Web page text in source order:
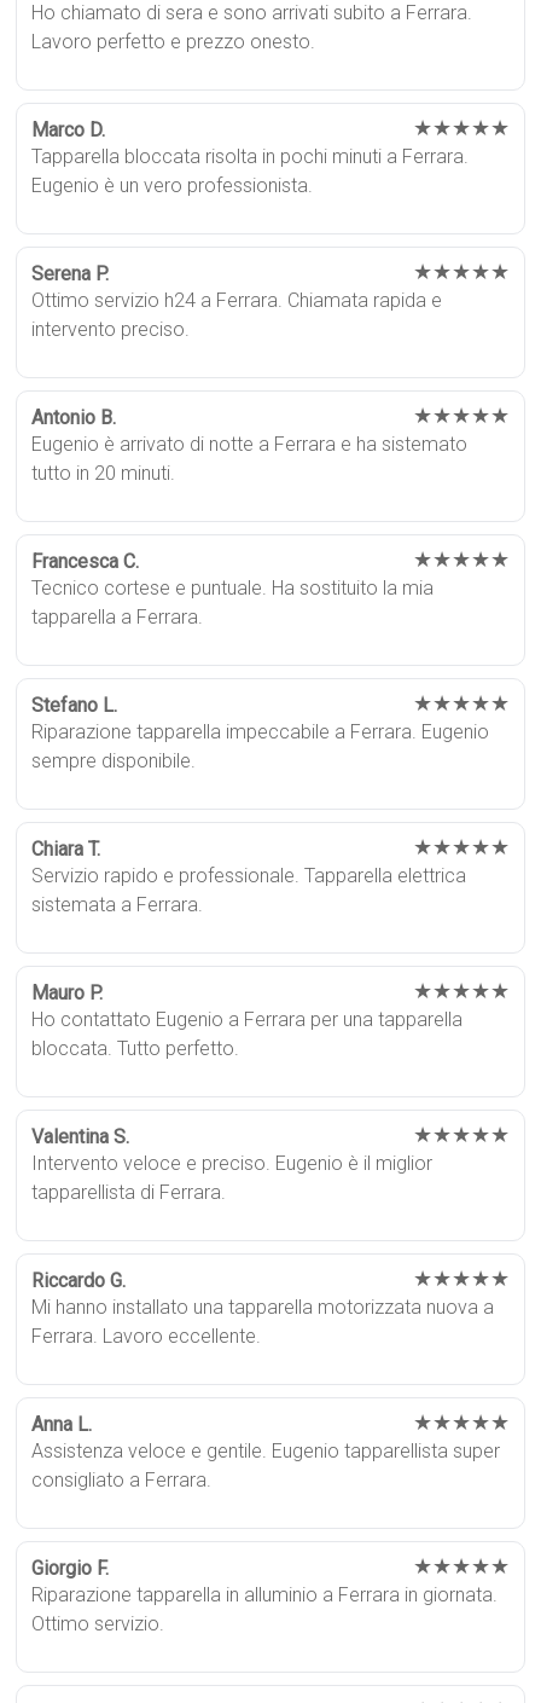
Ho chiamato di sera e sono arrivati subito a Ferrara.
Lavoro perfetto e prezzo onesto.
Marco D. ★★★★★
Tapparella bloccata risolta in pochi minuti a Ferrara.
Eugenio è un vero professionista.
Serena P. ★★★★★
Ottimo servizio h24 a Ferrara. Chiamata rapida e
intervento preciso.
Antonio B. ★★★★★
Eugenio è arrivato di notte a Ferrara e ha sistemato
tutto in 20 minuti.
Francesca C. ★★★★★
Tecnico cortese e puntuale. Ha sostituito la mia
tapparella a Ferrara.
Stefano L. ★★★★★
Riparazione tapparella impeccabile a Ferrara. Eugenio
sempre disponibile.
Chiara T. ★★★★★
Servizio rapido e professionale. Tapparella elettrica
sistemata a Ferrara.
Mauro P. ★★★★★
Ho contattato Eugenio a Ferrara per una tapparella
bloccata. Tutto perfetto.
Valentina S. ★★★★★
Intervento veloce e preciso. Eugenio è il miglior
tapparellista di Ferrara.
Riccardo G. ★★★★★
Mi hanno installato una tapparella motorizzata nuova a
Ferrara. Lavoro eccellente.
Anna L. ★★★★★
Assistenza veloce e gentile. Eugenio tapparellista super
consigliato a Ferrara.
Giorgio F. ★★★★★
Riparazione tapparella in alluminio a Ferrara in giornata.
Ottimo servizio.